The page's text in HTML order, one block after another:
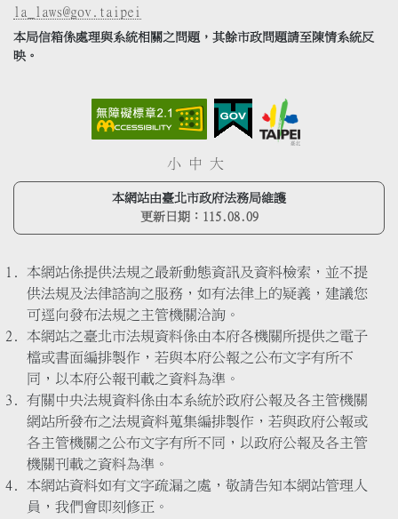
la_laws@gov.taipei
本局信箱係處理與系統相關之問題，其餘市政問題請至陳情系統反
映。
小 中 大
本網站由臺北市政府法務局維護
更新日期： 115.08.09
本網站係提供法規之最新動態資訊及資料檢索，並不提
供法規及法律諮詢之服務，如有法律上的疑義，建議您
可逕向發布法規之主管機關洽詢。
本網站之臺北市法規資料係由本府各機關所提供之電子
檔或書面編排製作，若與本府公報之公布文字有所不
同，以本府公報刊載之資料為準。
有關中央法規資料係由本系統於政府公報及各主管機關
網站所發布之法規資料蒐集編排製作，若與政府公報或
各主管機關之公布文字有所不同，以政府公報及各主管
機關刊載之資料為準。
本網站資料如有文字疏漏之處，敬請告知本網站管理人
員，我們會即刻修正。